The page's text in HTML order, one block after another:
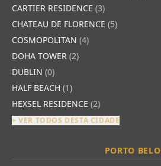
CARTIER RESIDENCE (3)
CHATEAU DE FLORENCE (5)
COSMOPOLITAN (4)
DOHA TOWER (2)
DUBLIN (0)
HALF BEACH (1)
HEXSEL RESIDENCE (2)
+ VER TODOS DESTA CIDADE
PORTO BELO